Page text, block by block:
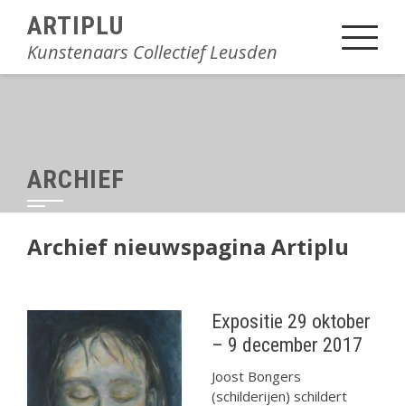
overARTIPLU
Kunstenaars Collectief Leusden
ARCHIEF
Archief nieuwspagina Artiplu
Expositie 29 oktober
– 9 december 2017
Joost Bongers
(schilderijen) schildert